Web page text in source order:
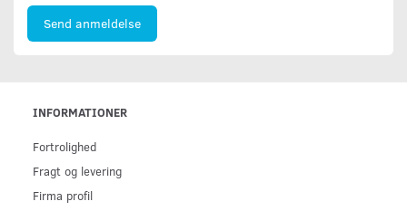
Send anmeldelse
INFORMATIONER
Fortrolighed
Fragt og levering
Firma profil